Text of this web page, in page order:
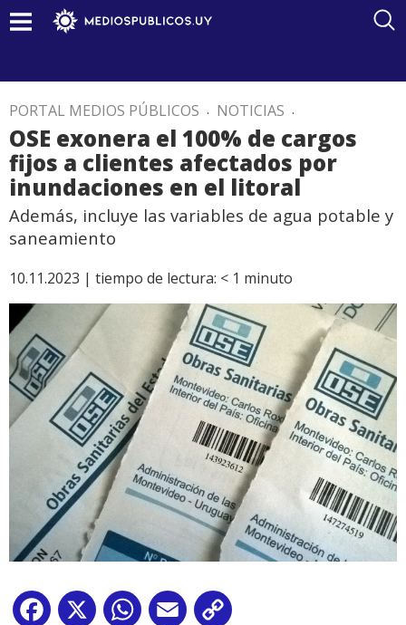
PORTAL MEDIOS PÚBLICOS . NOTICIAS .
OSE exonera el 100% de cargos
fijos a clientes afectados por
inundaciones en el litoral
Además, incluye las variables de agua potable y
saneamiento
10.11.2023 | tiempo de lectura: < 1 minuto
Facebook
X WhatsApp
Email